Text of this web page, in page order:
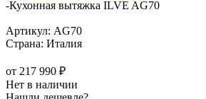
-Кухонная вытяжка ILVE AG70
Артикул: AG70
Страна: Италия
от 217 990 ₽
Нет в наличии